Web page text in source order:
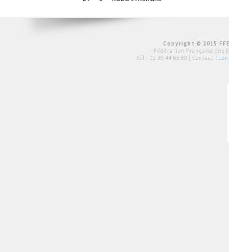
Copyright © 2015
Fédération Française des
tél : 01 39 44 65 80 | contact :